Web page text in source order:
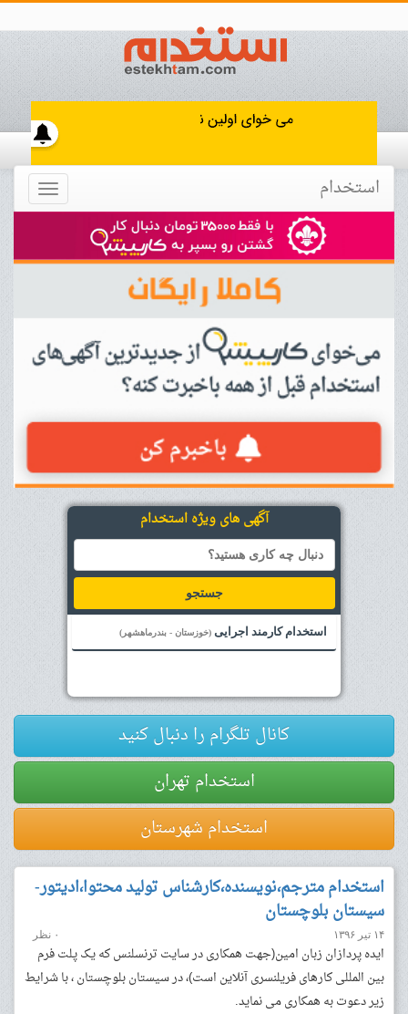
Toggle استخدام
آگهی های ویژه استخدام
جستجو
استخدام کارمند اجرایی (خوزستان - بندرماهشهر)
کانال تلگرام را دنبال کنید
استخدام تهران
استخدام شهرستان
استخدام مترجم،نویسنده،کارشناس تولید محتوا،ادیتور-
سیستان بلوچستان
۱۴ تیر ۱۳۹۶ ۰ نظر
ایده پردازان زبان امین(جهت همکاری در سایت ترنسلنس که یک پلت فرم
بین المللی کارهای فریلنسری آنلاین است)، در سیستان بلوچستان ، با شرایط
زیر دعوت به همکاری می نماید.